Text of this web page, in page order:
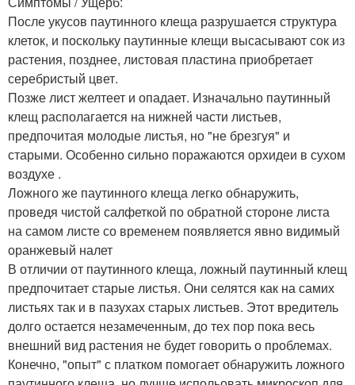
После укусов паутинного клеща разрушается структура
клеток, и поскольку паутинные клещи высасывают сок из
растения, позднее, листовая пластина приобретает
серебристый цвет.
Позже лист желтеет и опадает. Изначально паутинный
клещ располагается на нижней части листьев,
предпочитая молодые листья, но "не брезгуя" и
старыми. Особенно сильно поражаются орхидеи в сухом
воздухе .
Ложного же паутинного клеща легко обнаружить,
проведя чистой салфеткой по обратной стороне листа
на самом листе со временем появляется явно видимый
оранжевый налет
В отличии от паутинного клеща, ложный паутинный клещ
предпочитает старые листья. Они селятся как на самих
листьях так и в пазухах старых листьев. Этот вредитель
долго остается незамеченным, до тех пор пока весь
внешний вид растения не будет говорить о проблемах.
Конечно, "опыт" с платком помогает обнаружить ложного